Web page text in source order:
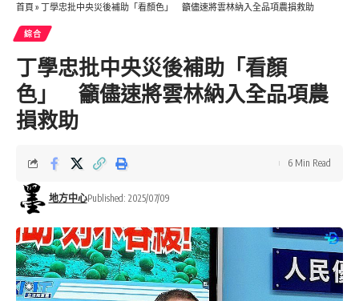
首頁 » 丁學忠批中央災後補助「看顏色」 籲儘速將雲林納入全品項農損救助
綜合
丁學忠批中央災後補助「看顏
色」 籲儘速將雲林納入全品項農
損救助
地方中心Published: 2025/07/09
6 Min Read